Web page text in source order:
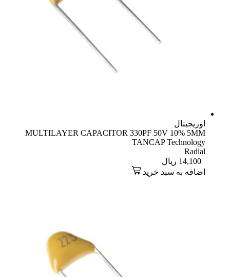
اوریجینال
MULTILAYER CAPACITOR 330PF 50V 10% 5MM
TANCAP Technology
Radial
14,100 ریال
اضافه به سبد خرید